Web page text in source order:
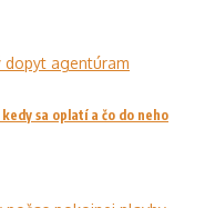
sa oplatí a čo do neho